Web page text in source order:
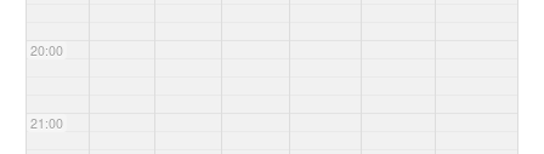
20:00
21:00